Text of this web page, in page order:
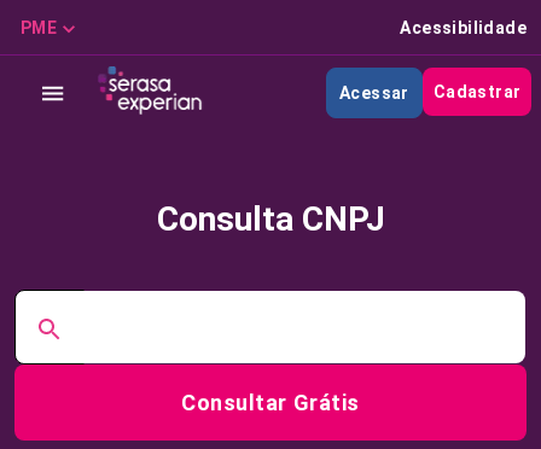
PME Acessibilidade
Acessar Cadastrar
Consulta CNPJ
Consultar Grátis